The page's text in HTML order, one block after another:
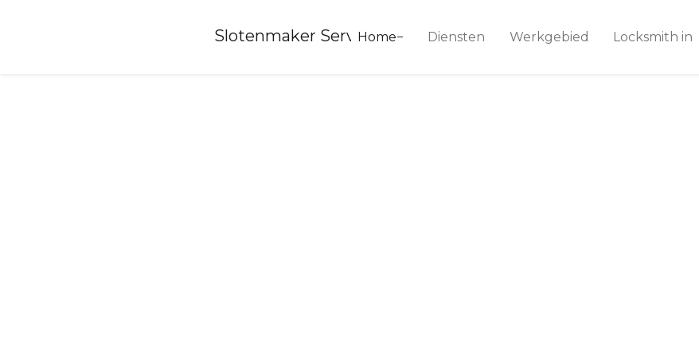
Slotenmaker Service 24
Home Diensten Werkgebied Locksmith in